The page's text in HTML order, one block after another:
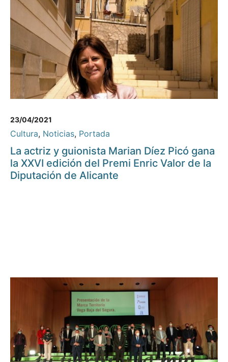
23/04/2021
Cultura, Noticias, Portada
La actriz y guionista Marian Díez Picó gana
la XXVI edición del Premi Enric Valor de la
Diputación de Alicante